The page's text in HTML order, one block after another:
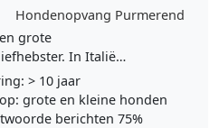
Hondenopvang Purmerend
grote
In Italië
ik zwerfhondjes verder
poosje de opleiding
gevolgd. Ik
> 10 jaar
grote en kleine honden
berichten 75%